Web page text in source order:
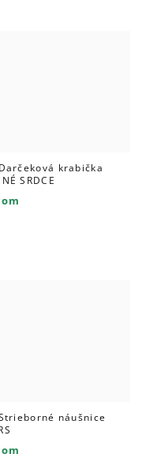
krabička
SRDCE
náušnice